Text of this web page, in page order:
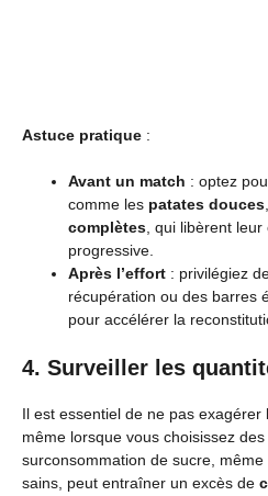
Astuce pratique :
Avant un match : optez
comme les patates douces
complètes , qui libèrent
progressive.
Après l’effort : privilégiez
récupération ou des barres
pour accélérer la
4. Surveiller les
Il est essentiel de ne pas exagérer
même lorsque vous choisissez
surconsommation de sucre, même
sains, peut entraîner un excès de